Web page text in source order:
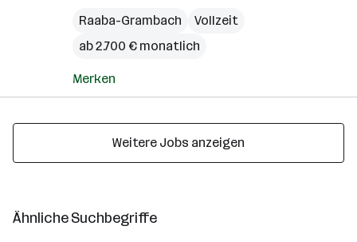
Raaba-Grambach
Vollzeit
ab 2.700 € monatlich
Merken
Weitere Jobs anzeigen
Ähnliche Suchbegriffe